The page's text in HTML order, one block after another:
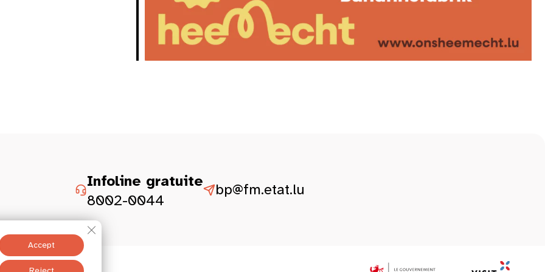
Infoline gratuite
8002-0044
bp@fm.etat.lu
Accept
Close GDPR Cookie Banner